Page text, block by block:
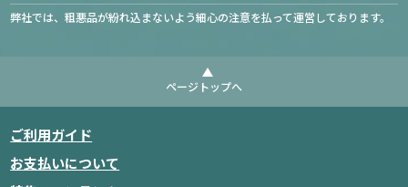
弊社では、粗悪品が紛れ込まないよう細心の注意を払って運営しております。
ページトップへ
ご利用ガイド
お支払いについて